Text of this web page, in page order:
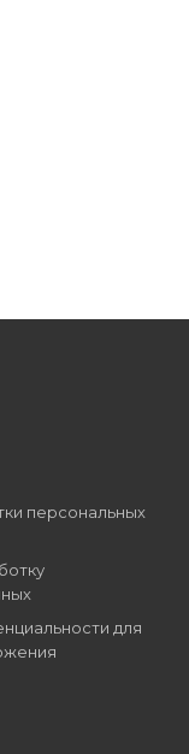
персональных
для